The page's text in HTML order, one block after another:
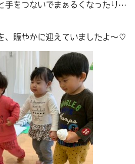
手をつないでまぁるくなったり…
、賑やかに迎えていましたよ～♡